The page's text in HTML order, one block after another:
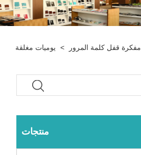
مفكرة قفل كلمة المرور > يوميات مغلقة
منتجات